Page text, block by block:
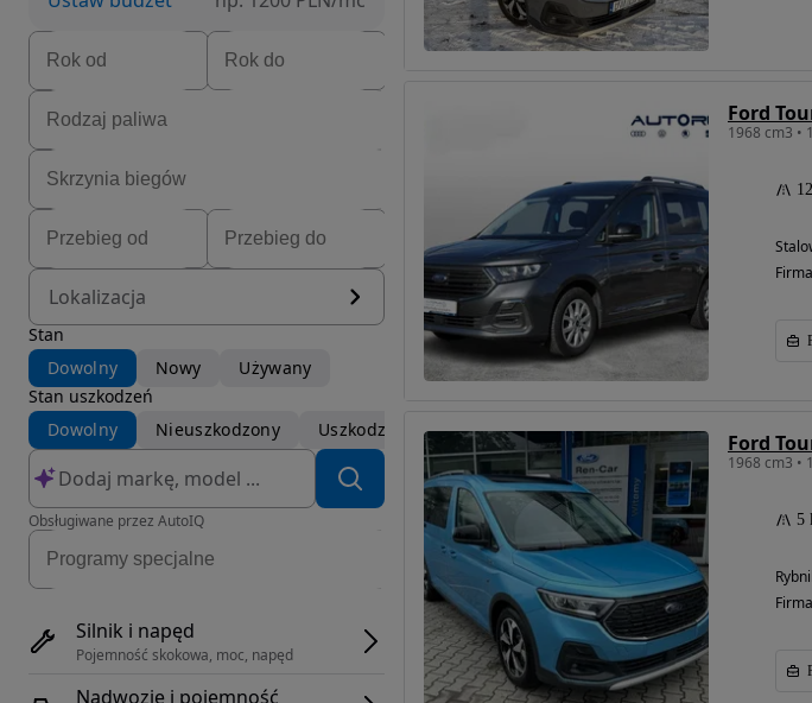
Lokalizacja
Stan
Dowolny
Nowy
Używany
Stan uszkodzeń
Dowolny
Nieuszkodzony Uszkodzony
Obsługiwane przez AutoIQ
Silnik i napęd
Pojemność skokowa, moc, napęd
Nadwozie i pojemność
Ford
Ford
1968 cm3 •
5